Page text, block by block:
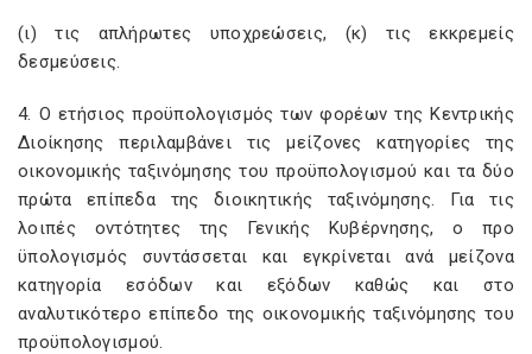
(ι) τις απλήρωτες υποχρεώσεις, (κ) τις εκκρεμείς
δεσμεύσεις.
4. Ο ετήσιος προϋπολογισμός των φορέων της Κεντρικής
Διοίκησης περιλαμβάνει τις μείζονες κατηγορίες της
οικονομικής ταξινόμησης του προϋπολογισμού και τα δύο
πρώτα επίπεδα της διοικητικής ταξινόμησης. Για τις
λοιπές οντότητες της Γενικής Κυβέρνησης, ο προ
ϋπολογισμός συντάσσεται και εγκρίνεται ανά μείζονα
κατηγορία εσόδων και εξόδων καθώς και στο
αναλυτικότερο επίπεδο της οικονομικής ταξινόμησης του
προϋπολογισμού.